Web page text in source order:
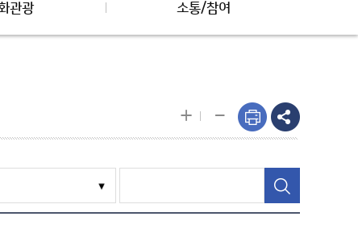
관광 소통/참여
+ -